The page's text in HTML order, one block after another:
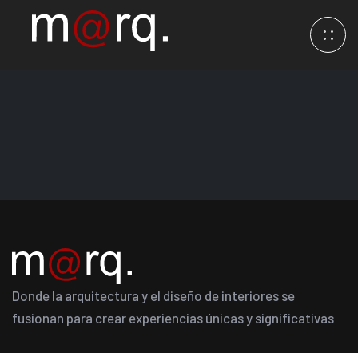
Donde la arquitectura y el diseño de interiores se
fusionan para crear experiencias únicas y significativas